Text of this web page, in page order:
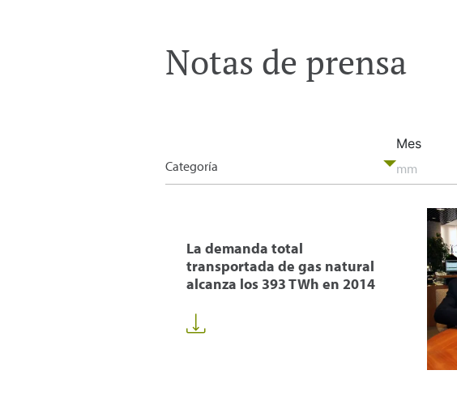
Notas de prensa
Categoría
Mes
La demanda total
transportada de gas natural
alcanza los 393 TWh en 2014